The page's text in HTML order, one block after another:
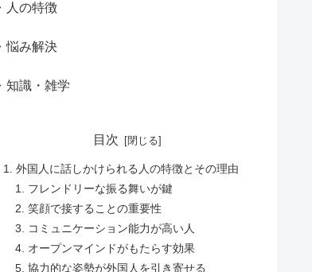
人の特徴
悩み解決
知識・雑学
目次
外国人に話しかけられる人の特徴とその理由
フレンドリーな振る舞いが鍵
笑顔で接することの重要性
コミュニケーション能力が高い人
オープンマインドがもたらす効果
協力的な姿勢が外国人を引き寄せる